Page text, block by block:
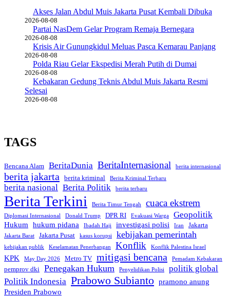
Akses Jalan Abdul Muis Jakarta Pusat Kembali Dibuka
2026-08-08
Partai NasDem Gelar Program Remaja Bernegara
2026-08-08
Krisis Air Gunungkidul Meluas Pasca Kemarau Panjang
2026-08-08
Polda Riau Gelar Ekspedisi Merah Putih di Dumai
2026-08-08
Kebakaran Gedung Teknis Abdul Muis Jakarta Resmi
Selesai
2026-08-08
TAGS
Bencana Alam BeritaDunia BeritaInternasional berita internasional
berita jakarta berita kriminal Berita Kriminal Terbaru
berita nasional Berita Politik berita terbaru
Berita Terkini Berita Timur Tengah cuaca ekstrem
Diplomasi Internasional Donald Trump DPR RI Evakuasi Warga Geopolitik
Hukum hukum pidana Ibadah Haji investigasi polisi Iran Jakarta
Jakarta Barat Jakarta Pusat kasus korupsi kebijakan pemerintah
kebijakan publik Keselamatan Penerbangan Konflik Konflik Palestina Israel
KPK May Day 2026 Metro TV mitigasi bencana Pemadam Kebakaran
pemprov dki Penegakan Hukum Penyelidikan Polisi
politik global
Politik Indonesia Prabowo Subianto pramono anung
Presiden Prabowo